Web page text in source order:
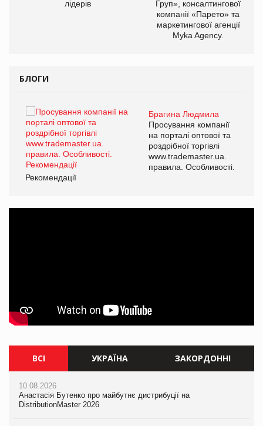
лідерів
Груп», консалтингової
компанії «Парето» та
маркетингової агенції
Myka Agency.
БЛОГИ
Брагина Людмила
Просування компанії
на порталі оптової та
роздрібної торгівлі
www.trademaster.ua.
правила. Особливості.
Рекомендації
ВСІ УКРАЇНА ЗАКОРДОННІ
10.08.2026
Анастасія Бутенко про майбутнє дистрибуції на
DistributionMaster 2026
10.08.2026
Анастасія Бутенко про майбутнє дистрибуції на
DistributionMaster 2026
10.08.2026
Mattel присвятила Barbie Вітні Х'юстон